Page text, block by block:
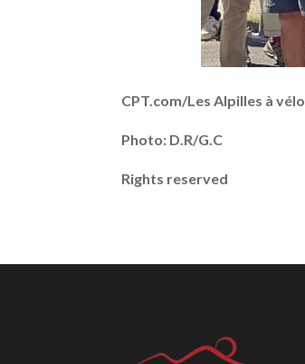
CPT.com/Les Alpilles à vélo
Photo: D.R/G.C
Rights reserved